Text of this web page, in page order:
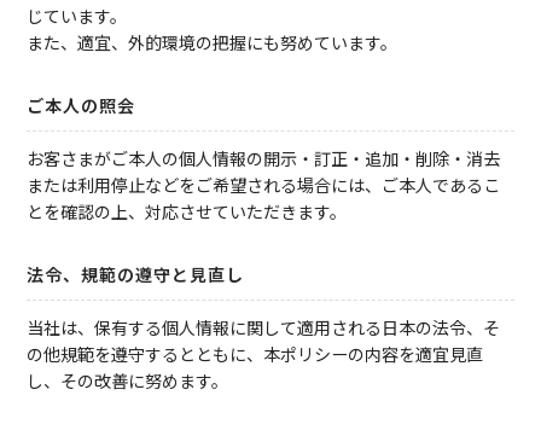
じています。
また、適宜、外的環境の把握にも努めています。
ご本人の照会
お客さまがご本人の個人情報の開示・訂正・追加・削除・消去
または利用停止などをご希望される場合には、ご本人であるこ
とを確認の上、対応させていただきます。
法令、規範の遵守と見直し
当社は、保有する個人情報に関して適用される日本の法令、そ
の他規範を遵守するとともに、本ポリシーの内容を適宜見直
し、その改善に努めます。